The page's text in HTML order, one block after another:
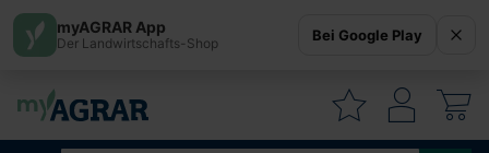
myAGRAR App
Der Landwirtschafts-Shop Bei Google Play